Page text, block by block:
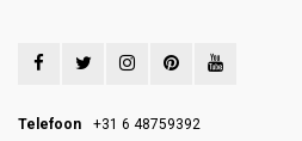
Telefoon
+31 6 48759392